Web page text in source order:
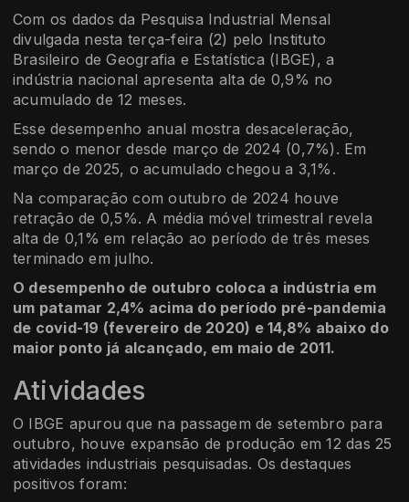
Com os dados da Pesquisa Industrial Mensal
divulgada nesta terça-feira (2) pelo Instituto
Brasileiro de Geografia e Estatística (IBGE), a
indústria nacional apresenta alta de 0,9% no
acumulado de 12 meses.
Esse desempenho anual mostra desaceleração,
sendo o menor desde março de 2024 (0,7%). Em
março de 2025, o acumulado chegou a 3,1%.
Na comparação com outubro de 2024 houve
retração de 0,5%. A média móvel trimestral revela
alta de 0,1% em relação ao período de três meses
terminado em julho.
O desempenho de outubro coloca a indústria em
um patamar 2,4% acima do período pré-pandemia
de covid-19 (fevereiro de 2020) e 14,8% abaixo do
maior ponto já alcançado, em maio de 2011.
Atividades
O IBGE apurou que na passagem de setembro para
outubro, houve expansão de produção em 12 das 25
atividades industriais pesquisadas. Os destaques
positivos foram: